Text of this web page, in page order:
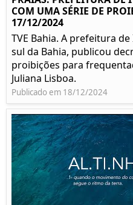
COM UMA SÉRIE DE
17/12/2024
TVE Bahia. A prefeitura
sul da Bahia, publicou
proibições para
Juliana Lisboa.
Publicado em 18/12/2024